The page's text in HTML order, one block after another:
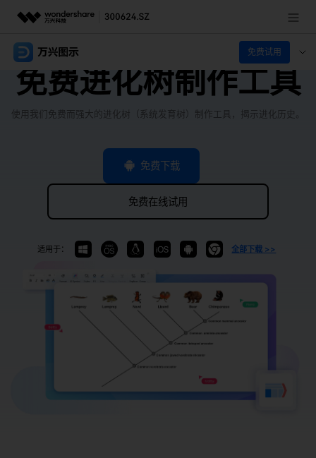
推荐产品
AIGC数字创意
政企服务
新闻中心
客服热线： 4000-300624
免费试用
免费进化树制作工具
使用我们免费而强大的进化树（系统发育树）制作工具，揭示进化历史。
免费下载
免费在线试用
适用于： 全部下载 >>